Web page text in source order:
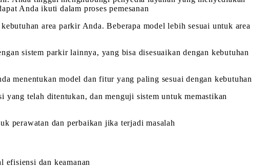
Anda ikuti dalam proses pemesanan
area parkir Anda. Beberapa model lebih sesuai untuk area
sistem parkir lainnya, yang bisa disesuaikan dengan kebutuhan
menentukan model dan fitur yang paling sesuai dengan kebutuhan
yang telah ditentukan, dan menguji sistem untuk memastikan
perawatan dan perbaikan jika terjadi masalah
efisiensi dan keamanan